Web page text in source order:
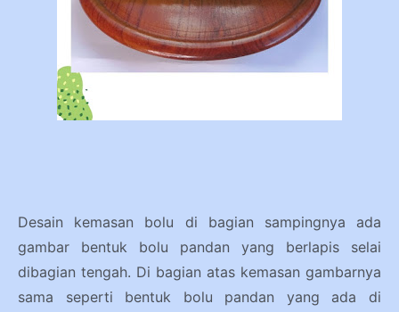
Desain kemasan bolu di bagian sampingnya ada
gambar bentuk bolu pandan yang berlapis selai
dibagian tengah. Di bagian atas kemasan gambarnya
sama seperti bentuk bolu pandan yang ada di